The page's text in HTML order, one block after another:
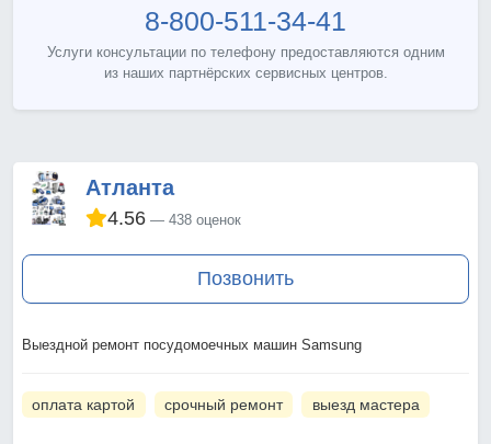
8-800-511-34-41
Услуги консультации по телефону предоставляются одним
из наших партнёрских сервисных центров.
Атланта
4.56 438 оценок
Позвонить
Выездной ремонт посудомоечных машин Samsung
оплата картой срочный ремонт выезд мастера